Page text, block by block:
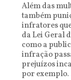
Além das
também
infratores
da Lei Geral
como a
infração
prejuízos
por exemplo.